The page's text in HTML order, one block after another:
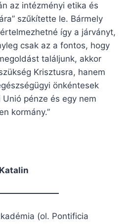
az intézményi etika és
szűkítette le. Bármely
így a járványt,
csak az a fontos, hogy
találjunk, akkor
Krisztusra, hanem
önkéntesek
pénze és egy nem
kormány.”
(ol. Pontificia